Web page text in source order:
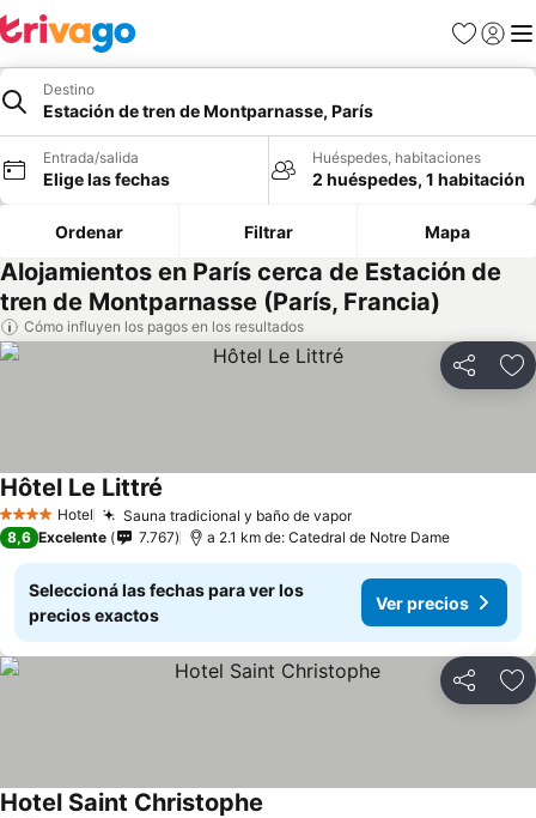
Favoritos
Iniciar
Destino
Estación de tren de Montparnasse, París
Entrada/salida
Elige las fechas
Huéspedes, habitaciones
2 huéspedes, 1 habitación
Ordenar Filtrar Mapa
Alojamientos en París cerca de Estación de
tren de Montparnasse (París, Francia)
Cómo influyen los pagos en los resultados
Compartir
4 EstrellasHotel Sauna tradicional y baño de vaporVer precios
Hôtel Le Littré
8,6 Excelente 7.767 a 2.1 km de: Catedral de Notre Dame
Seleccioná las fechas para ver los
precios exactos
Ver precios
Compartir
Hotel Saint Christophe